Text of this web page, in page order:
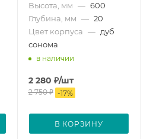
Высота, мм — 600
Глубина, мм — 20
Цвет корпуса — дуб
сонома
в наличии
2 280 ₽/шт
2 750₽ -17%
В КОРЗИНУ